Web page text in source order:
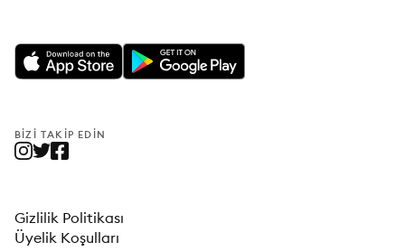
BIZI TAKIP EDIN
Gizlilik Politikası
Üyelik Koşulları